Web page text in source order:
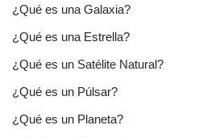
¿Qué es una Galaxia?
¿Qué es una Estrella?
¿Qué es un Satélite Natural?
¿Qué es un Púlsar?
¿Qué es un Planeta?